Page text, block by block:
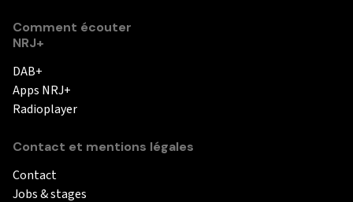
Comment écouter
NRJ+
DAB+
Apps NRJ+
Radioplayer
Contact et mentions légales
Contact
Jobs & stages